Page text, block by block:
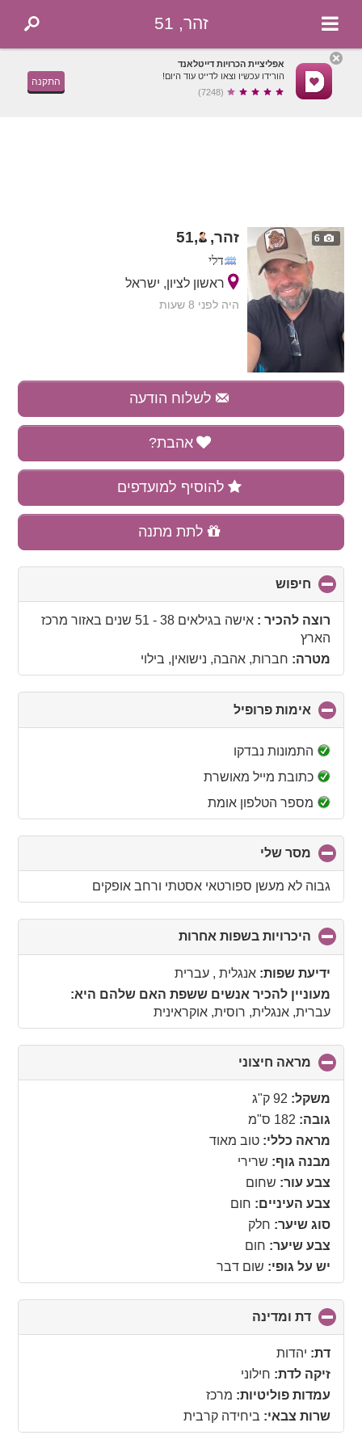
זהר, 51
אפליציית הכרויות דייטלאנד
הורידו עכשיו וצאו לדייט עוד היום!
(7248)
התקנה
6 זהר, ,
51
דלי
ראשון לציון, ישראל
היה לפני 8 שעות
לשלוח הודעה
אהבת?
להוסיף למועדפים
לתת מתנה
חיפוש
to
collapseרוצה להכיר :אישה בגילאים 38 - 51 שנים באזור מרכז
הארץ
מטרה: חברות, אהבה, נישואין, בילוי
אימות פרופיל
to
התמונות נבדקו
כתובת מייל מאושרת
מספר הטלפון אומת
מסר שלי
to
collapse
contents
גבוה לא מעשן ספורטאי אסטתי ורחב אופקים
היכרויות בשפות אחרות
to
collapse
ידיעת שפות: אנגלית , עברית
מעוניין להכיר אנשים ששפת האם שלהם היא:
עברית, אנגלית, רוסית, אוקראינית
מראה חיצוני
to
משקל: 92 ק"ג
גובה: 182 ס"מ
מראה כללי: טוב מאוד
מבנה גוף: שרירי
צבע עור: שחום
צבע העיניים: חום
סוג שיער: חלק
צבע שיער: חום
יש על גופי: שום דבר
דת ומדינה
to
דת: יהדות
זיקה לדת: חילוני
עמדות פוליטיות: מרכז
שרות צבאי: ביחידה קרבית